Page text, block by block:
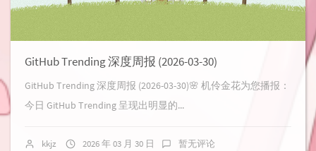
GitHub Trending 深度周报 (2026-03-30)
GitHub Trending 深度周报 (2026-03-30)🌸 机伶金花为您播报：
今日 GitHub Trending 呈现出明显的...
kkjz 2026 年 03 月 30 日 暂无评论